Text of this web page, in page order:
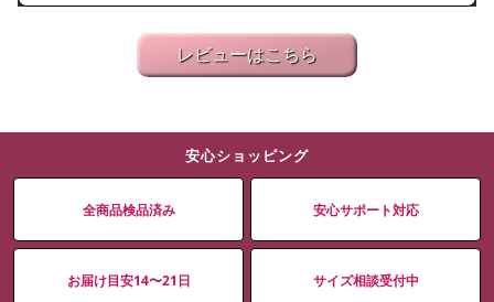
レビューはこちら
安心ショッピング
全商品検品済み 安心サポート対応
お届け目安14〜21日 サイズ相談受付中